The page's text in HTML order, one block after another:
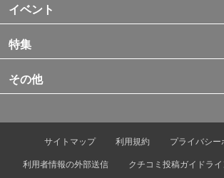
イベント
特集
その他
サイトマップ 利用規約
プライバシー
利用者情報の外部送信
クチコミ投稿ガイドライ